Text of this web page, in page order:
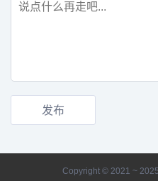
Copyright © 2021 ~ 2025